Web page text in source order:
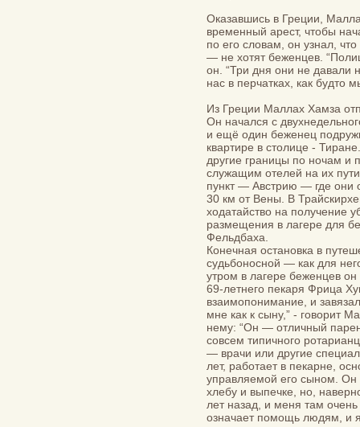
Оказавшись в Греции,
временный арест, чтобы
по его словам, он узнал,
— не хотят беженцев.
он. “Три дня они не давали
нас в перчатках, как будто
Из Греции Маллах Хамза
Он начался с
и ещё один беженец
квартире в столице -
другие границы по ночам и
служащим отелей на их
пункт — Австрию — где они
30 км от Вены. В
ходатайство на получение
размещения в лагере для
Фельдбаха.
Конечная остановка в
судьбоносной — как для
утром в лагере беженцев
69-летнего пекаря Фрица
взаимопонимание, и
мне как к сыну,” - говорит
нему: “Он — отличный
совсем типичного
— врачи или другие
лет, работает в пекарне,
управляемой его сыном.
хлебу и выпечке, но,
лет назад, и меня там
означает помощь людям, и